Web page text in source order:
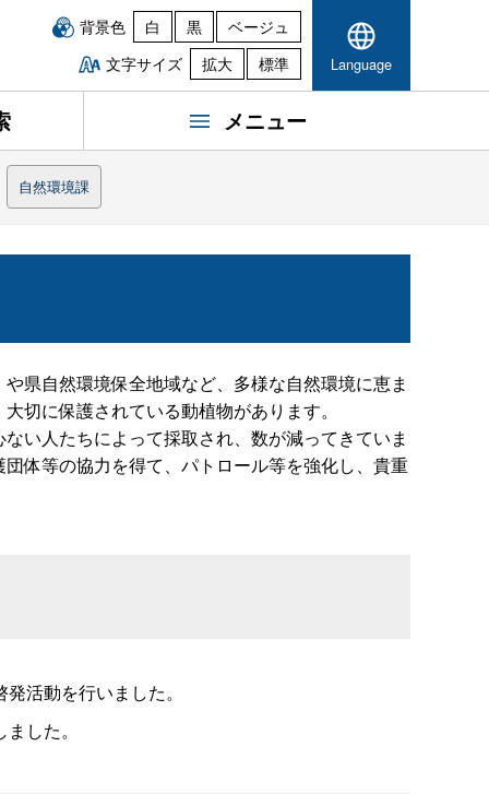
背景色 白 黒
ベージュ
文字サイズ
拡大 標準 Language
メニュー
自然環境課
県自然環境保全地域など、多様な自然環境に恵ま
切に保護されている動植物があります。
い人たちによって採取され、数が減ってきていま
体等の協力を得て、パトロール等を強化し、貴重
活動を行いました。
した。